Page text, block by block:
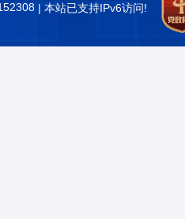
| 本站已支持IPv6访问!